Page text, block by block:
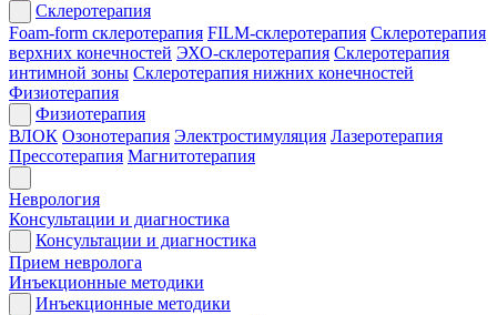
Склеротерапия
Foam-form склеротерапия FILM-склеротерапия Склеротерапия
верхних конечностей ЭХО-склеротерапия Склеротерапия
интимной зоны Склеротерапия нижних конечностей
Физиотерапия
Физиотерапия
ВЛОК Озонотерапия Электростимуляция Лазеротерапия
Прессотерапия Магнитотерапия
Неврология
Консультации и диагностика
Консультации и диагностика
Прием невролога
Инъекционные методики
Инъекционные методики